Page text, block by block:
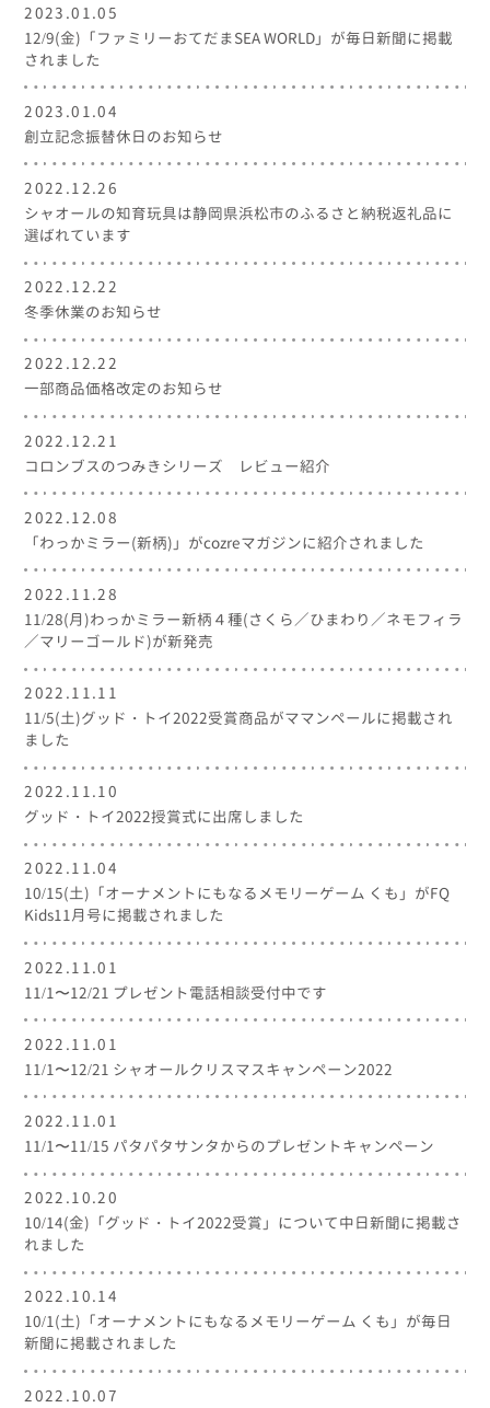
2023.01.05
12/9(金)「ファミリーおてだまSEA WORLD」が毎日新聞に掲載
されました
2023.01.04
創立記念振替休日のお知らせ
2022.12.26
シャオールの知育玩具は静岡県浜松市のふるさと納税返礼品に
選ばれています
2022.12.22
冬季休業のお知らせ
2022.12.22
一部商品価格改定のお知らせ
2022.12.21
コロンブスのつみきシリーズ レビュー紹介
2022.12.08
「わっかミラー(新柄)」がcozreマガジンに紹介されました
2022.11.28
11/28(月)わっかミラー新柄４種(さくら／ひまわり／ネモフィラ
／マリーゴールド)が新発売
2022.11.11
11/5(土)グッド・トイ2022受賞商品がママンペールに掲載され
ました
2022.11.10
グッド・トイ2022授賞式に出席しました
2022.11.04
10/15(土)「オーナメントにもなるメモリーゲーム くも」がFQ
Kids11月号に掲載されました
2022.11.01
11/1〜12/21 プレゼント電話相談受付中です
2022.11.01
11/1〜12/21 シャオールクリスマスキャンペーン2022
2022.11.01
11/1〜11/15 パタパタサンタからのプレゼントキャンペーン
2022.10.20
10/14(金)「グッド・トイ2022受賞」について中日新聞に掲載さ
れました
2022.10.14
10/1(土)「オーナメントにもなるメモリーゲーム くも」が毎日
新聞に掲載されました
2022.10.07